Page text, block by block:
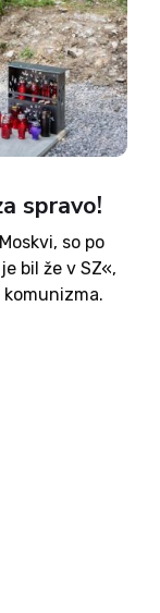
spravo!
so po
bil že v SZ«,